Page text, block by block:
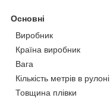
Основні
Виробник
Країна виробник
Вага
Кількість метрів в рулоні
Товщина плівки